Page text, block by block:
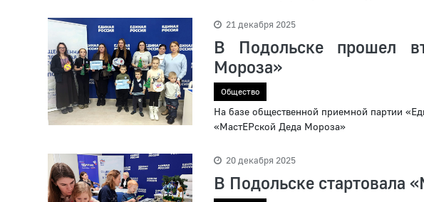
21 декабря 2025
В Подольске прошел
Мороза»
Общество
На базе общественной приемной партии
«МастЕРской Деда Мороза»
20 декабря 2025
В Подольске стартовала